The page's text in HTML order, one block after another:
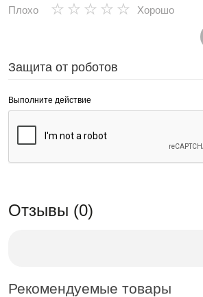
Плохо ★
★
★
★
★ Хорошо
Защита от роботов
Выполните действие
Отзывы (0)
Рекомендуемые товары